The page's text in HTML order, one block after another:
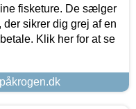
fisketure. De sælger
sikrer dig grej af en
Klik her for at se